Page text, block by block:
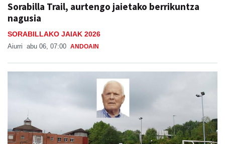
Sorabilla Trail, aurtengo jaietako berrikuntza
nagusia
SORABILLAKO JAIAK 2026
Aiurri abu 06, 07:00 ANDOAIN